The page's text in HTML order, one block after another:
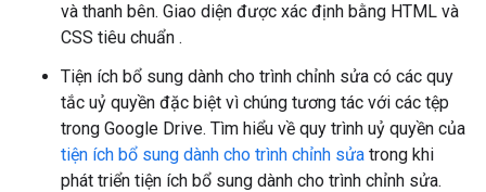
và thanh bên. Giao diện được xác định bằng HTML và
CSS tiêu chuẩn .
Tiện ích bổ sung dành cho trình chỉnh sửa có các quy
tắc uỷ quyền đặc biệt vì chúng tương tác với các tệp
trong Google Drive. Tìm hiểu về quy trình uỷ quyền của
tiện ích bổ sung dành cho trình chỉnh sửa trong khi
phát triển tiện ích bổ sung dành cho trình chỉnh sửa.